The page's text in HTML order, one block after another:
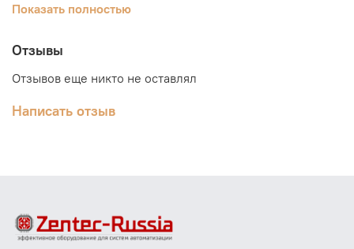
несколько т. н. контактных или присоединительных
с измеряемой поверхностью. Накладной датчик
температуры ALTF 1 с соединительным кабелем, с
пассивным выходом, определяет температуру среды
(например, воды), протекающей в трубе, посредством
измерения температуры поверхности трубы.
целью регулирования степени нагрева.
Монтаж с помощью стяжной ленты (длина 300 мм) с
Показать полностью
Отзывы
Отзывов еще никто не оставлял
Написать отзыв